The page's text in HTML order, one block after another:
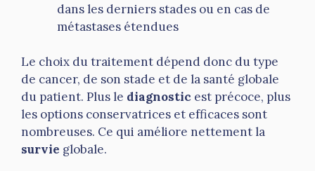
dans les derniers stades ou en cas de
métastases étendues
Le choix du traitement dépend donc du type
de cancer, de son stade et de la santé globale
du patient. Plus le diagnostic est précoce, plus
les options conservatrices et efficaces sont
nombreuses. Ce qui améliore nettement la
survie globale.